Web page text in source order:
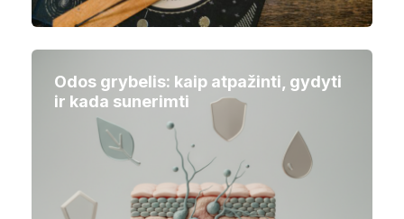
Odos grybelis: kaip atpažinti, gydyti
ir kada sunerimti